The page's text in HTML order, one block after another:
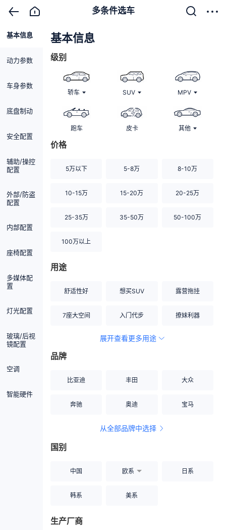
多条件选车
基本信息
动力参数
车身参数
底盘制动
安全配置
辅助/操控
配置
外部/防盗
配置
内部配置
座椅配置
多媒体配
置
灯光配置
玻璃/后视
镜配置
空调
智能硬件
基本信息
级别
轿车 SUV MPV
跑车 皮卡 其他
价格
5万以下 5-8万 8-10万
10-15万 15-20万 20-25万
25-35万 35-50万 50-100万
100万以上
用途
舒适性好 想买SUV 露营拖挂
7座大空间 入门代步 撩妹利器
空间宽敞
展开查看更多用途
品牌
比亚迪 丰田 大众
奔驰 奥迪 宝马
从全部品牌中选择
国别
中国 欧系 日系
韩系 美系
生产厂商